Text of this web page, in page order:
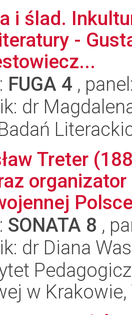
i ślad.
-
FUGA 4 ,
dr
Treter
SONATA 8 ,
dr Diana
w Krakowie,